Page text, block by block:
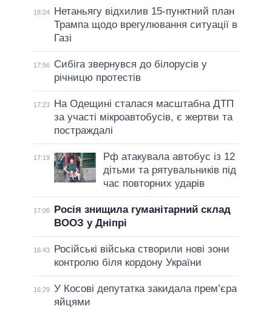
18:24
Нетаньягу відхилив 15-пунктний план
Трампа щодо врегулювання ситуації в
Газі
17:56
Сибіга звернувся до білорусів у
річницю протестів
17:23
На Одещині сталася масштабна ДТП
за участі мікроавтобусів, є жертви та
постраждалі
17:19
Рф атакувала автобус із 12
дітьми та рятувальників під
час повторних ударів
17:06
Росія знищила гуманітарний склад
ВООЗ у Дніпрі
16:43
Російські війська створили нові зони
контролю біля кордону України
16:29 У Косові депутатка закидала прем’єра
яйцями